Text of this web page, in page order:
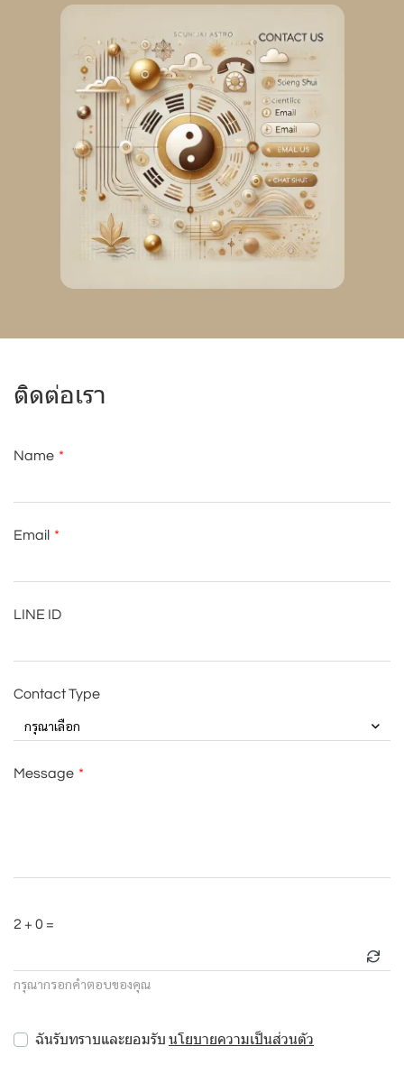
ติดต่อเรา
Name
Email
LINE ID
Contact Type
กรุณาเลือก
Message
2 + 0 =
กรุณากรอกคำตอบของคุณ
ฉันรับทราบและยอมรับ นโยบายความเป็นส่วนตัว